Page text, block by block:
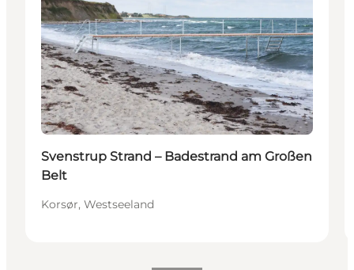
Svenstrup Strand – Badestrand am Großen
Belt
Korsør, Westseeland